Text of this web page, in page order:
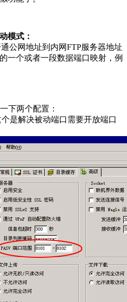
模式：
公网地址到内网FTP服务器地址
一个或者一段数据端口映射，例
下两个配置：
是解决被动端口需要开放端口